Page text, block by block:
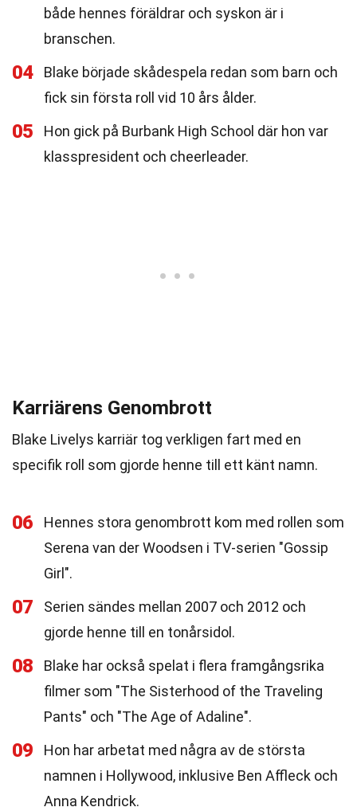
både hennes föräldrar och syskon är i
branschen.
04
Blake började skådespela redan som barn och
fick sin första roll vid 10 års ålder.
05
Hon gick på Burbank High School där hon var
klasspresident och cheerleader.
Karriärens Genombrott
Blake Livelys karriär tog verkligen fart med en
specifik roll som gjorde henne till ett känt namn.
06
Hennes stora genombrott kom med rollen som
Serena van der Woodsen i TV-serien "Gossip
Girl".
07
Serien sändes mellan 2007 och 2012 och
gjorde henne till en tonårsidol.
08
Blake har också spelat i flera framgångsrika
filmer som "The Sisterhood of the Traveling
Pants" och "The Age of Adaline".
09
Hon har arbetat med några av de största
namnen i Hollywood, inklusive Ben Affleck och
Anna Kendrick.